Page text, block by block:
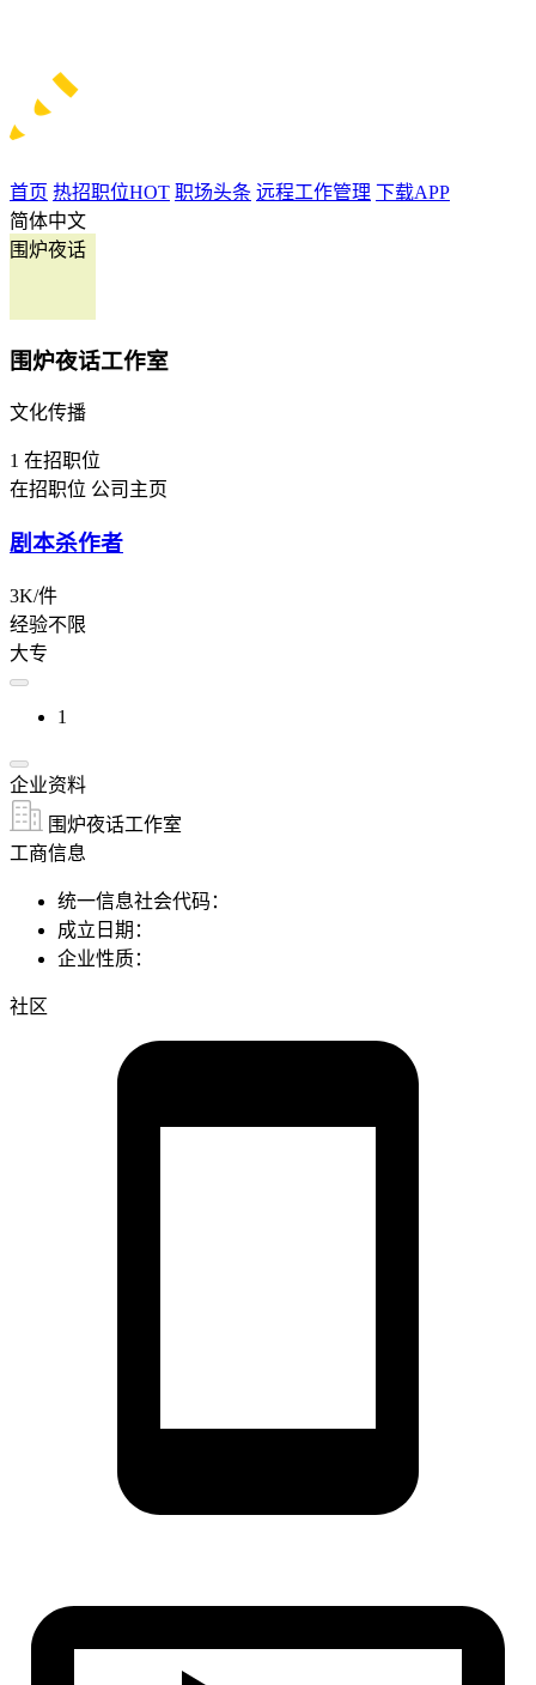
首页 热招职位HOT 职场头条 远程工作管理 下载APP
简体中文
围炉夜话
围炉夜话工作室
文化传播
1 在招职位
在招职位 公司主页
剧本杀作者
3K/件
经验不限
大专
1
企业资料
围炉夜话工作室
工商信息
统一信息社会代码：
成立日期：
企业性质：
社区